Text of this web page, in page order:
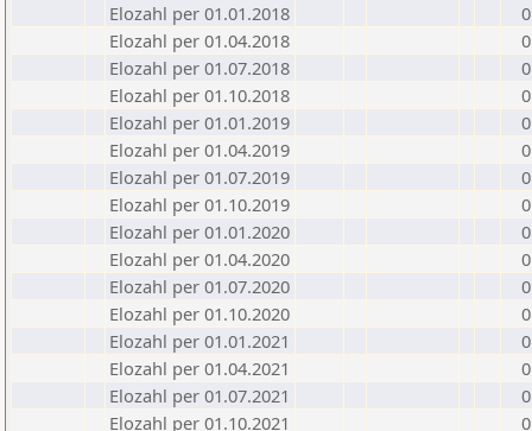
Elozahl per 01.01.2018
0
Elozahl per 01.04.2018
0
Elozahl per 01.07.2018
0
Elozahl per 01.10.2018
0
Elozahl per 01.01.2019
0
Elozahl per 01.04.2019
0
Elozahl per 01.07.2019
0
Elozahl per 01.10.2019
0
Elozahl per 01.01.2020
0
Elozahl per 01.04.2020
0
Elozahl per 01.07.2020
0
Elozahl per 01.10.2020
0
Elozahl per 01.01.2021
0
Elozahl per 01.04.2021
0
Elozahl per 01.07.2021
0
Elozahl per 01.10.2021
0